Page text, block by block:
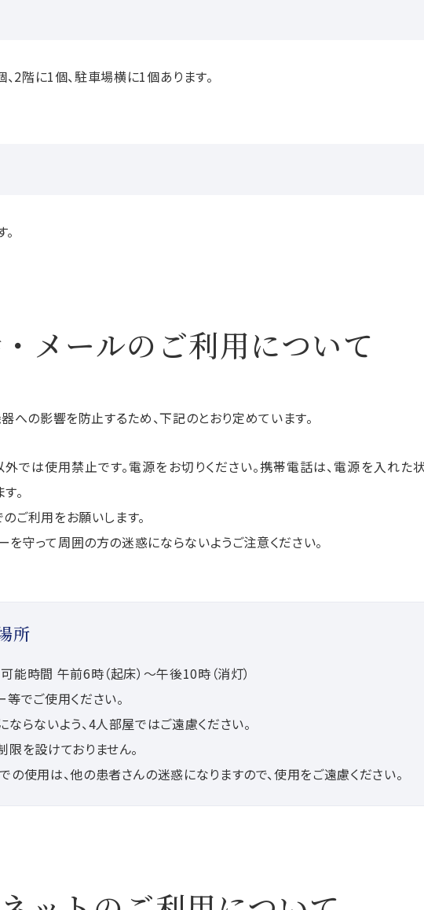
2階に1個、駐車場横に1個あります。
メールのご利用について
の影響を防止するため、下記のとおり定めています。
では使用禁止です。電源をお切りください。携帯電話は、電源を入れた
。
ご利用をお願いします。
守って周囲の方の迷惑にならないようご注意ください。
所
時間 午前6時（起床）～午後10時（消灯）
でご使用ください。
らないよう、4人部屋ではご遠慮ください。
を設けておりません。
の使用は、他の患者さんの迷惑になりますので、使用をご遠慮ください。